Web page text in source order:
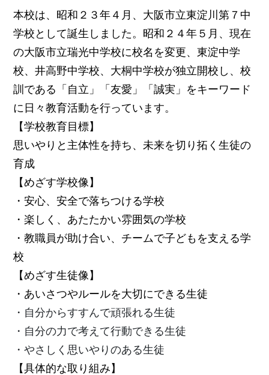
本校は、昭和２３年４月、大阪市立東淀川第７中
学校として誕生しました。昭和２４年５月、現在
の大阪市立瑞光中学校に校名を変更、東淀中学
校、井高野中学校、大桐中学校が独立開校し、校
訓である「自立」「友愛」「誠実」をキーワード
に日々教育活動を行っています。
【学校教育目標】
思いやりと主体性を持ち、未来を切り拓く生徒の
育成
【めざす学校像】
・安心、安全で落ちつける学校
・楽しく、あたたかい雰囲気の学校
・教職員が助け合い、チームで子どもを支える学
校
【めざす生徒像】
・あいさつやルールを大切にできる生徒
・自分からすすんで頑張れる生徒
・自分の力で考えて行動できる生徒
・やさしく思いやりのある生徒
【具体的な取り組み】